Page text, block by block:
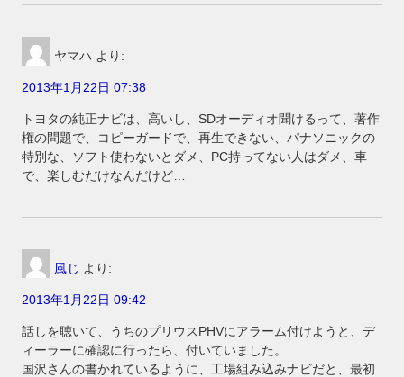
ヤマハ より:
2013年1月22日 07:38
トヨタの純正ナビは、高いし、SDオーディオ聞けるって、著作
権の問題で、コピーガードで、再生できない、パナソニックの
特別な、ソフト使わないとダメ、PC持ってない人はダメ、車
で、楽しむだけなんだけど…
風じ より:
2013年1月22日 09:42
話しを聴いて、うちのプリウスPHVにアラーム付けようと、デ
ィーラーに確認に行ったら、付いていました。
国沢さんの書かれているように、工場組み込みナビだと、最初